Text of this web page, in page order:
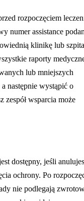
rozpoczęciem
numer assistance
klinikę lub
raporty
lub mniejszych
następnie wystąpić o
zespół wsparcia może
dostępny, jeśli
ochrony. Po
nie podlegają